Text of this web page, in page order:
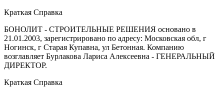
Краткая Справка
БОНОЛИТ - СТРОИТЕЛЬНЫЕ РЕШЕНИЯ основано в
21.01.2003, зарегистрировано по адресу: Московская обл, г
Ногинск, г Старая Купавна, ул Бетонная. Компанию
возглавляет Бурлакова Лариса Алексеевна - ГЕНЕРАЛЬНЫЙ
ДИРЕКТОР.
Краткая Справка